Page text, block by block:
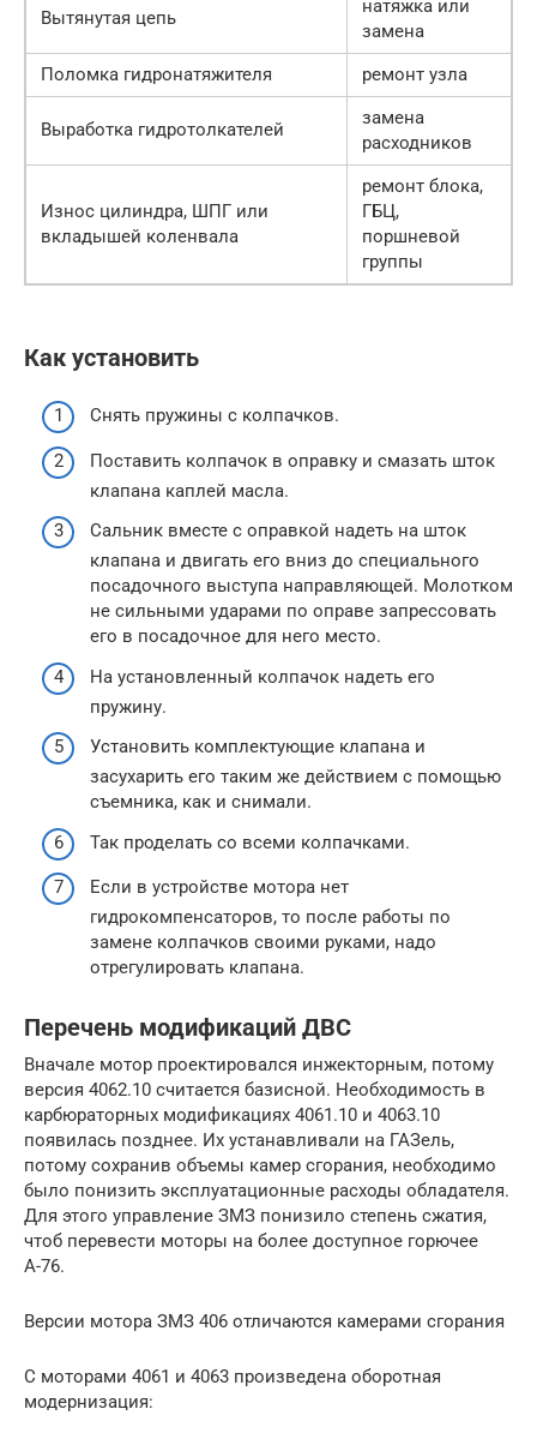
Вытянутая цепь
натяжка или
замена
Поломка гидронатяжителя
ремонт узла
Выработка гидротолкателей
замена
расходников
Износ цилиндра, ШПГ или
вкладышей коленвала
ремонт блока,
ГБЦ,
поршневой
группы
Как установить
Снять пружины с колпачков.
Поставить колпачок в оправку и смазать шток
клапана каплей масла.
Сальник вместе с оправкой надеть на шток
клапана и двигать его вниз до специального
посадочного выступа направляющей. Молотком
не сильными ударами по оправе запрессовать
его в посадочное для него место.
На установленный колпачок надеть его
пружину.
Установить комплектующие клапана и
засухарить его таким же действием с помощью
съемника, как и снимали.
Так проделать со всеми колпачками.
Если в устройстве мотора нет
гидрокомпенсаторов, то после работы по
замене колпачков своими руками, надо
отрегулировать клапана.
Перечень модификаций ДВС
Вначале мотор проектировался инжекторным, потому
версия 4062.10 считается базисной. Необходимость в
карбюраторных модификациях 4061.10 и 4063.10
появилась позднее. Их устанавливали на ГАЗель,
потому сохранив объемы камер сгорания, необходимо
было понизить эксплуатационные расходы обладателя.
Для этого управление ЗМЗ понизило степень сжатия,
чтоб перевести моторы на более доступное горючее
А-76.
Версии мотора ЗМЗ 406 отличаются камерами сгорания
С моторами 4061 и 4063 произведена оборотная
модернизация: